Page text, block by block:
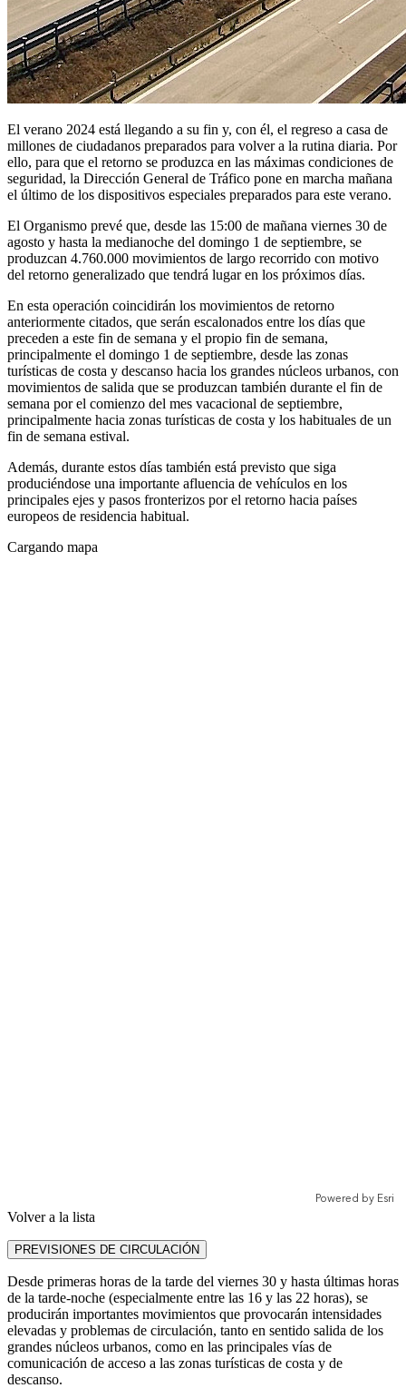
El verano 2024 está llegando a su fin y, con él, el regreso a casa de
millones de ciudadanos preparados para volver a la rutina diaria. Por
ello, para que el retorno se produzca en las máximas condiciones de
seguridad, la Dirección General de Tráfico pone en marcha mañana
el último de los dispositivos especiales preparados para este verano.
El Organismo prevé que, desde las 15:00 de mañana viernes 30 de
agosto y hasta la medianoche del domingo 1 de septiembre, se
produzcan 4.760.000 movimientos de largo recorrido con motivo
del retorno generalizado que tendrá lugar en los próximos días.
En esta operación coincidirán los movimientos de retorno
anteriormente citados, que serán escalonados entre los días que
preceden a este fin de semana y el propio fin de semana,
principalmente el domingo 1 de septiembre, desde las zonas
turísticas de costa y descanso hacia los grandes núcleos urbanos, con
movimientos de salida que se produzcan también durante el fin de
semana por el comienzo del mes vacacional de septiembre,
principalmente hacia zonas turísticas de costa y los habituales de un
fin de semana estival.
Además, durante estos días también está previsto que siga
produciéndose una importante afluencia de vehículos en los
principales ejes y pasos fronterizos por el retorno hacia países
europeos de residencia habitual.
Cargando mapa
Volver a la lista
PREVISIONES DE CIRCULACIÓN
Desde primeras horas de la tarde del viernes 30 y hasta últimas horas
de la tarde-noche (especialmente entre las 16 y las 22 horas), se
producirán importantes movimientos que provocarán intensidades
elevadas y problemas de circulación, tanto en sentido salida de los
grandes núcleos urbanos, como en las principales vías de
comunicación de acceso a las zonas turísticas de costa y de
descanso.